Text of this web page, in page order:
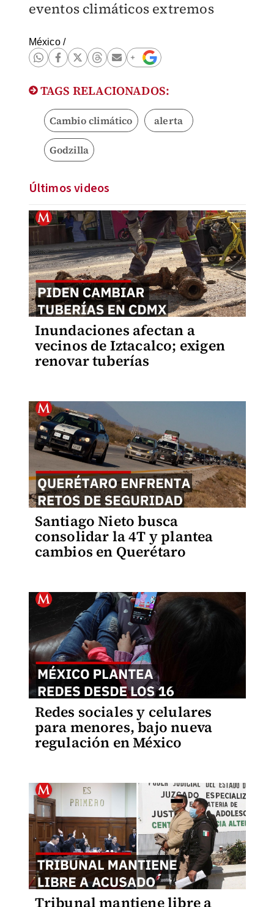
eventos climáticos extremos
México/
TAGS RELACIONADOS:
Cambio climático alerta
Godzilla
Últimos videos
Inundaciones afectan a
vecinos de Iztacalco; exigen
renovar tuberías
Santiago Nieto busca
consolidar la 4T y plantea
cambios en Querétaro
Redes sociales y celulares
para menores, bajo nueva
regulación en México
Tribunal mantiene libre a